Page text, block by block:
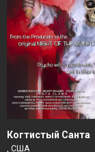
Когтистый Санта
, США